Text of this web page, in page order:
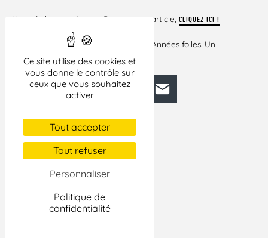
Ce site utilise des cookies et
vous donne le contrôle sur
ceux que vous souhaitez
activer
Tout accepter
Tout refuser
Personnaliser
Politique de
confidentialité
Note de lecture, 1 page. Pour lire cet article, CLIQUEZ ICI !
– Les Acquittements scandaleux des Années folles. Un
livre de Marc Hédrich. Michalon.
FacebookBlueskyMastodonLinkedIn